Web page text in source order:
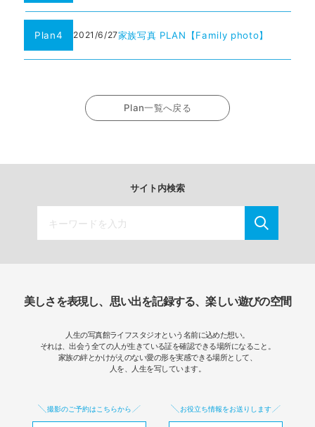
Plan4 2021/6/27家族写真 PLAN【Family photo】
Plan一覧へ戻る
サイト内検索
美しさを表現し、思い出を記録する、楽しい遊びの空間
人生の写真館ライフスタジオという名前に込めた想い。
それは、出会う全ての人が生きている証を確認できる場所になること。
家族の絆とかけがえのない愛の形を実感できる場所として、
人を、人生を写しています。
撮影のご予約はこちらから お役立ち情報をお送りします